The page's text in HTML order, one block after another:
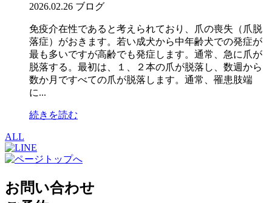
2026.02.26 ブログ
免疫介在性であると考えられており、爪の喪失（爪脱
落症）がおきます。若い成犬から中年齢犬での発症が
最も多いですが高齢でも発症します。通常、急に爪が
脱落する。最初は、１、２本の爪が脱落し、数週から
数か月ですべての爪が脱落します。通常、罹患肢端
に...
続きを読む
ALL
お問い合わせ